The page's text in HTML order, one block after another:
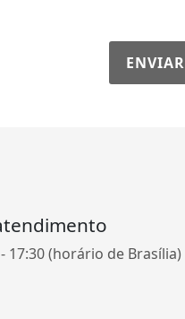
ENVIAR
17:30 (horário de Brasília)